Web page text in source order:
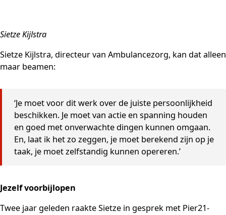
Sietze Kijlstra
Sietze Kijlstra, directeur van Ambulancezorg, kan dat alleen
maar beamen:
‘Je moet voor dit werk over de juiste persoonlijkheid
beschikken. Je moet van actie en spanning houden
en goed met onverwachte dingen kunnen omgaan.
En, laat ik het zo zeggen, je moet berekend zijn op je
taak, je moet zelfstandig kunnen opereren.’
Jezelf voorbijlopen
Twee jaar geleden raakte Sietze in gesprek met Pier21-